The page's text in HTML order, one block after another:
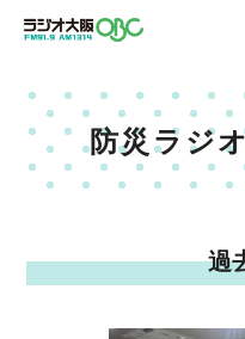
防災ラジ
過